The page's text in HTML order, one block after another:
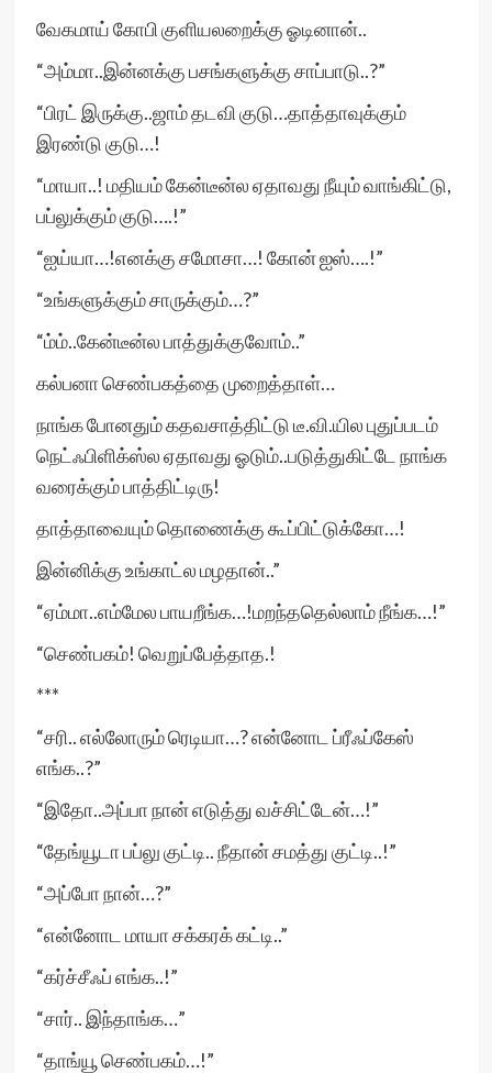
வேகமாய் கோபி குளியலறைக்கு ஓடினான்..
“அம்மா..இன்னக்கு பசங்களுக்கு சாப்பாடு..?”
“பிரட் இருக்கு..ஜாம் தடவி குடு…தாத்தாவுக்கும்
இரண்டு குடு…!
“மாயா..! மதியம் கேன்டீன்ல ஏதாவது நீயும் வாங்கிட்டு,
பப்லுக்கும் குடு….!”
“ஐய்யா…!எனக்கு சமோசா…! கோன் ஐஸ்….!”
“உங்களுக்கும் சாருக்கும்…?”
“ம்ம்..கேன்டீன்ல பாத்துக்குவோம்..”
கல்பனா செண்பகத்தை முறைத்தாள்…
நாங்க போனதும் கதவசாத்திட்டு டீ.வி.யில புதுப்படம்
நெட்ஃபிளிக்ஸ்ல ஏதாவது ஓடும்..படுத்துகிட்டே நாங்க
வரைக்கும் பாத்திட்டிரு!
தாத்தாவையும் தொணைக்கு கூப்பிட்டுக்கோ…!
இன்னிக்கு உங்காட்ல மழதான்..”
“ஏம்மா..எம்மேல பாயறீங்க…!மறந்ததெல்லாம் நீங்க…!”
“செண்பகம்! வெறுப்பேத்தாத.!
***
“சரி.. எல்லோரும் ரெடியா…? என்னோட ப்ரீஃப்கேஸ்
எங்க..?”
“இதோ..அப்பா நான் எடுத்து வச்சிட்டேன்…!”
“தேங்யூடா பப்லு குட்டி.. நீதான் சமத்து குட்டி..!”
“அப்போ நான்…?”
“என்னோட மாயா சக்கரக் கட்டி..”
“கர்ச்சீஃப் எங்க..!”
“சார்.. இந்தாங்க…”
“தாங்யூ செண்பகம்…!”